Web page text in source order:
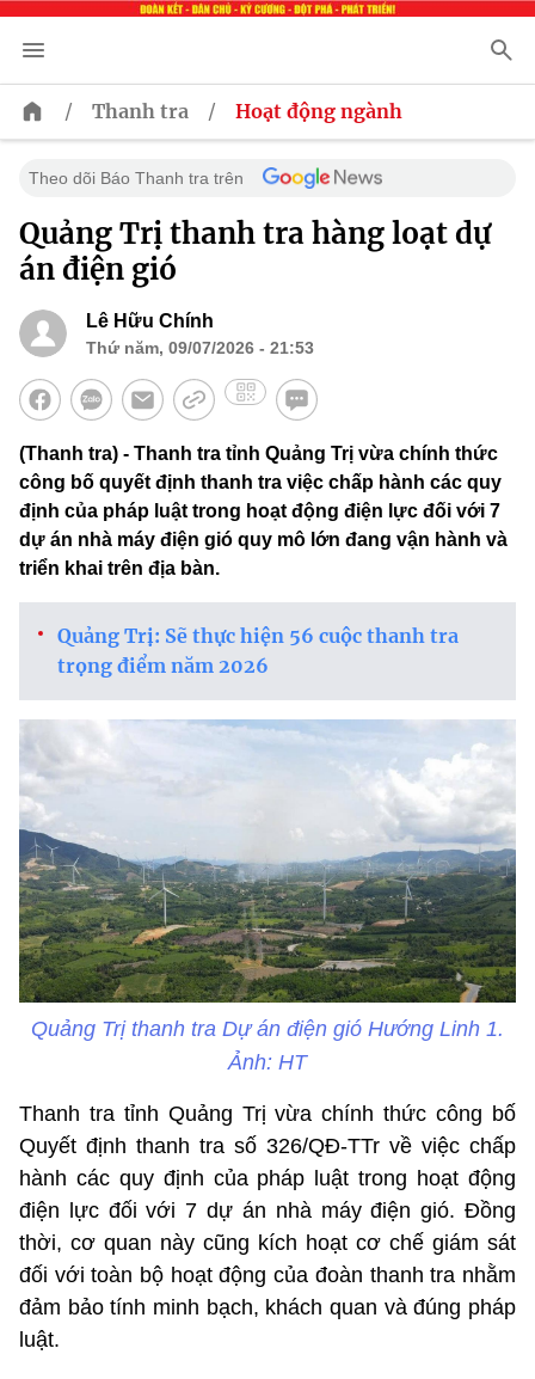
/ Thanh tra / Hoạt động ngành
Theo dõi Báo Thanh tra trên
Quảng Trị thanh tra hàng loạt dự
án điện gió
Lê Hữu Chính
Thứ năm, 09/07/2026 - 21:53
(Thanh tra) - Thanh tra tỉnh Quảng Trị vừa chính thức
công bố quyết định thanh tra việc chấp hành các quy
định của pháp luật trong hoạt động điện lực đối với 7
dự án nhà máy điện gió quy mô lớn đang vận hành và
triển khai trên địa bàn.
Quảng Trị: Sẽ thực hiện 56 cuộc thanh tra
trọng điểm năm 2026
Quảng Trị thanh tra Dự án điện gió Hướng Linh 1.
Ảnh: HT
Thanh tra tỉnh Quảng Trị vừa chính thức công bố
Quyết định thanh tra số 326/QĐ-TTr về việc chấp
hành các quy định của pháp luật trong hoạt động
điện lực đối với 7 dự án nhà máy điện gió. Đồng
thời, cơ quan này cũng kích hoạt cơ chế giám sát
đối với toàn bộ hoạt động của đoàn thanh tra nhằm
đảm bảo tính minh bạch, khách quan và đúng pháp
luật.